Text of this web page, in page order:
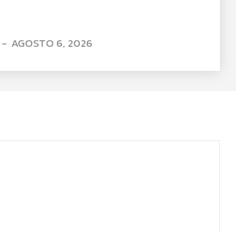
- AGOSTO 6, 2026